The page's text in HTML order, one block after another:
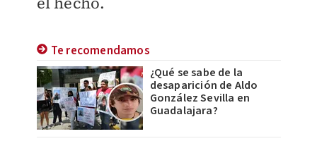
Te recomendamos
¿Qué se sabe de la
desaparición de Aldo
González Sevilla en
Guadalajara?